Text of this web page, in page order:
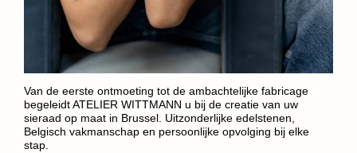
Van de eerste ontmoeting tot de ambachtelijke fabricage
begeleidt ATELIER WITTMANN u bij de creatie van uw
sieraad op maat in Brussel. Uitzonderlijke edelstenen,
Belgisch vakmanschap en persoonlijke opvolging bij elke
stap.